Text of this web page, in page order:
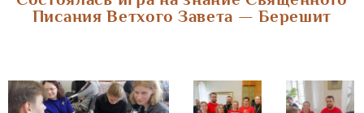
Писания Ветхого Завета — Берешит